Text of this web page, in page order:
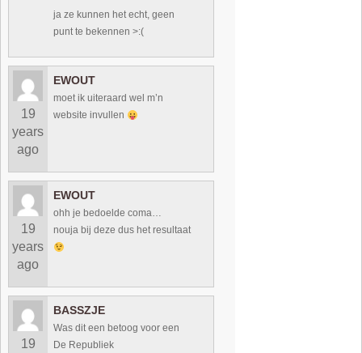
ja ze kunnen het echt, geen
punt te bekennen >:(
19
years
ago
EWOUT
moet ik uiteraard wel m’n
website invullen
19
years
ago
EWOUT
ohh je bedoelde coma…
nouja bij deze dus het resultaat
19
BASSZJE
Was dit een betoog voor een
De Republiek